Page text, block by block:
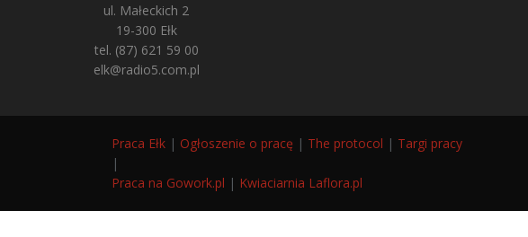
ul. Małeckich 2
19-300 Ełk
tel. (87) 621 59 00
elk@radio5.com.pl
Praca Ełk | Ogłoszenie o pracę | The protocol | Targi pracy
|
Praca na Gowork.pl | Kwiaciarnia Laflora.pl